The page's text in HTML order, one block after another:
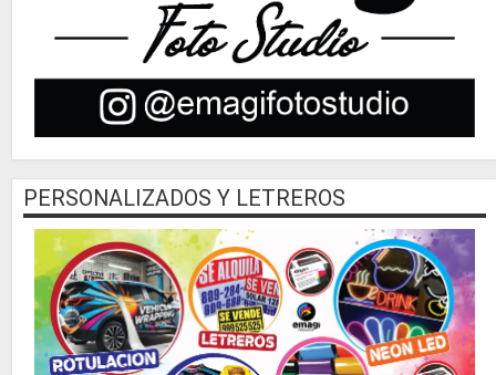
PERSONALIZADOS Y LETREROS